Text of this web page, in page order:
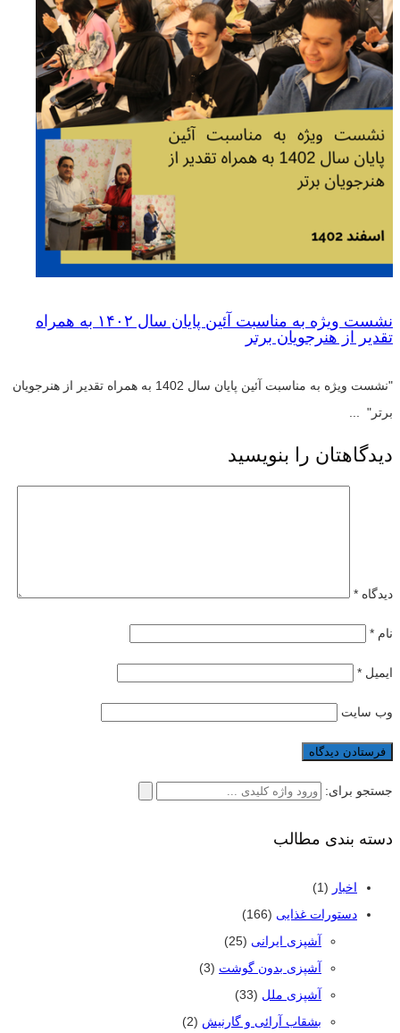
نشست ویژه به مناسبت آئین پایان سال ۱۴۰۲ به همراه
تقدیر از هنرجویان برتر
"نشست ویژه به مناسبت آئین پایان سال 1402 به همراه تقدیر از هنرجویان
برتر" ...
دیدگاهتان را بنویسید
دیدگاه *
نام *
ایمیل *
وب‌ سایت
جستجو برای:
دسته بندی مطالب
اخبار (1)
دستورات غذایی (166)
آشپزی ایرانی (25)
آشپزی بدون گوشت (3)
آشپزی ملل (33)
بشقاب آرائی و گارنیش (2)